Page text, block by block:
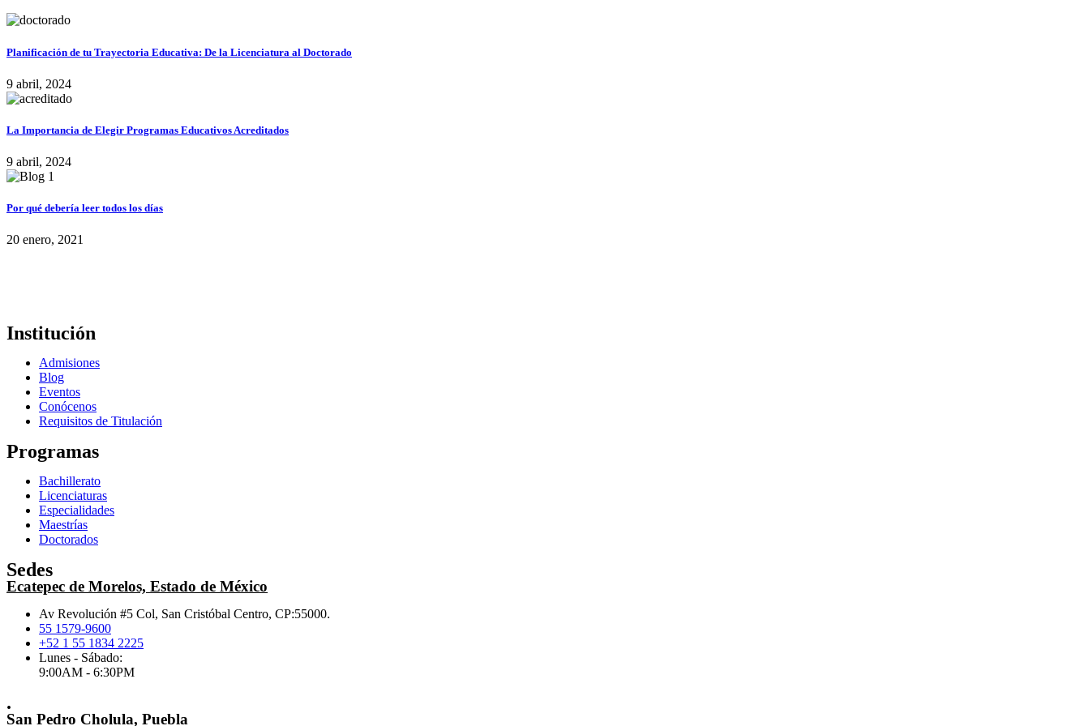
Planificación de tu Trayectoria Educativa: De la Licenciatura al Doctorado
9 abril, 2024
La Importancia de Elegir Programas Educativos Acreditados
9 abril, 2024
Por qué debería leer todos los días
20 enero, 2021
Institución
Admisiones
Blog
Eventos
Conócenos
Requisitos de Titulación
Programas
Bachillerato
Licenciaturas
Especialidades
Maestrías
Doctorados
Sedes
Ecatepec de Morelos, Estado de México
Av Revolución #5 Col, San Cristóbal Centro, CP:55000.
55 1579-9600
+52 1 55 1834 2225
Lunes - Sábado:
9:00AM - 6:30PM
.
San Pedro Cholula, Puebla